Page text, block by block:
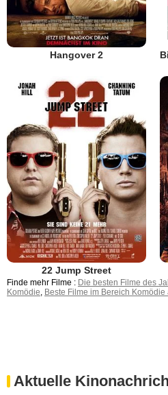
Hangover 2
22 Jump Street
Finde mehr Filme : Die besten Filme des
Komödie, Beste Filme im Bereich Komödie
Aktuelle